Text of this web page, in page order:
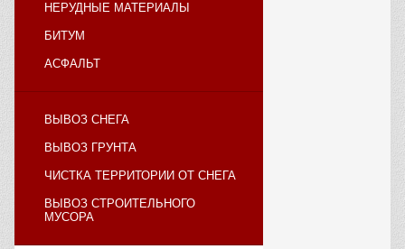
НЕРУДНЫЕ МАТЕРИАЛЫ
БИТУМ
АСФАЛЬТ
ВЫВОЗ СНЕГА
ВЫВОЗ ГРУНТА
ЧИСТКА ТЕРРИТОРИИ ОТ СНЕГА
ВЫВОЗ СТРОИТЕЛЬНОГО
МУСОРА